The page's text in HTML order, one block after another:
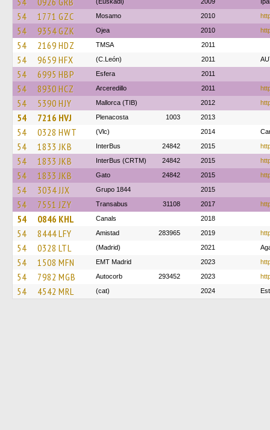
54 1771 GZC Mosamo 2010
54 9354 GZK Ojea 2010
54 2169 HDZ TMSA 2011
54 9659 HFX (C.León) 2011
54 6995 HBP Esfera 2011
54 8930 HCZ Arceredillo 2011
54 5390 HJY Mallorca (TIB) 2012
54 7216 HVJ Plenacosta 1003 2013
54 0328 HWT (Vlc) 2014
54 1833 JKB InterBus 24842 2015
54 1833 JKB InterBus (CRTM) 24842 2015
54 1833 JKB Gato 24842 2015
54 3034 JJX Grupo 1844 2015
54 7551 JZY Transabus 31108 2017
54 0846 KHL Canals 2018
54 8444 LFY Amistad 283965 2019
54 0328 LTL (Madrid) 2021
54 1508 MFN EMT Madrid 2023
54 7982 MGB Autocorb 293452 2023
54 4542 MRL (cat) 2024